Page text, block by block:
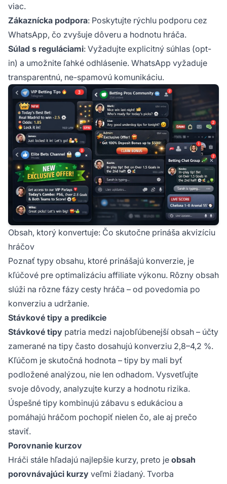
viac.
Zákaznícka podpora: Poskytujte rýchlu podporu cez
WhatsApp, čo zvyšuje dôveru a hodnotu hráča.
Súlad s reguláciami: Vyžadujte explicitný súhlas (opt-
in) a umožnite ľahké odhlásenie. WhatsApp vyžaduje
transparentnú, ne-spamovú komunikáciu.
Obsah, ktorý konvertuje: Čo skutočne prináša akvizíciu
hráčov
Poznať typy obsahu, ktoré prinášajú konverzie, je
kľúčové pre optimalizáciu affiliate výkonu. Rôzny obsah
slúži na rôzne fázy cesty hráča – od povedomia po
konverziu a udržanie.
Stávkové tipy a predikcie
Stávkové tipy patria medzi najobľúbenejší obsah – účty
zamerané na tipy často dosahujú konverziu 2,8–4,2 %.
Kľúčom je skutočná hodnota – tipy by mali byť
podložené analýzou, nie len odhadom. Vysvetľujte
svoje dôvody, analyzujte kurzy a hodnotu rizika.
Úspešné tipy kombinujú zábavu s edukáciou a
pomáhajú hráčom pochopiť nielen čo, ale aj prečo
staviť.
Porovnanie kurzov
Hráči stále hľadajú najlepšie kurzy, preto je obsah
porovnávajúci kurzy veľmi žiadaný. Tvorba